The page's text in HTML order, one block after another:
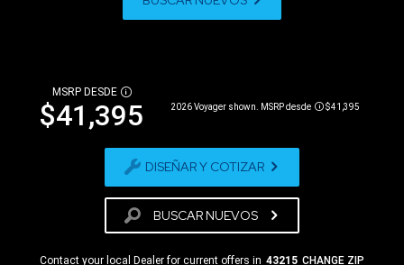
MSRP DESDE DISCLOSURE
$41,395 2026 Voyager shown. MSRP desde Disclosure
$41,395
DISEÑAR Y COTIZAR
BUSCAR NUEVOS
Contact your local Dealer for current offers in 43215 CHANGE ZIP